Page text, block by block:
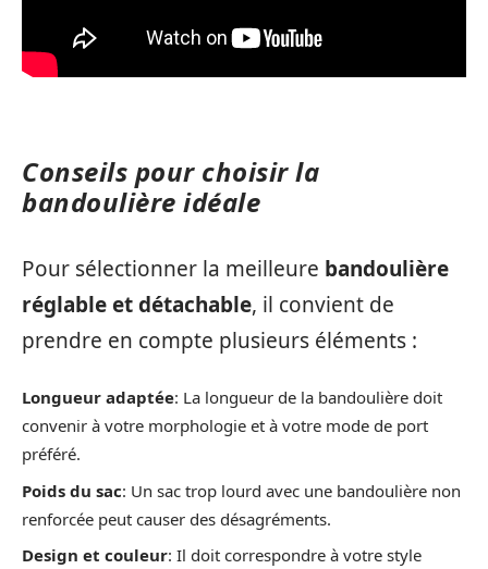
Conseils pour choisir la
bandoulière idéale
Pour sélectionner la meilleure bandoulière
réglable et détachable, il convient de
prendre en compte plusieurs éléments :
Longueur adaptée: La longueur de la bandoulière doit
convenir à votre morphologie et à votre mode de port
préféré.
Poids du sac: Un sac trop lourd avec une bandoulière non
renforcée peut causer des désagréments.
Design et couleur: Il doit correspondre à votre style